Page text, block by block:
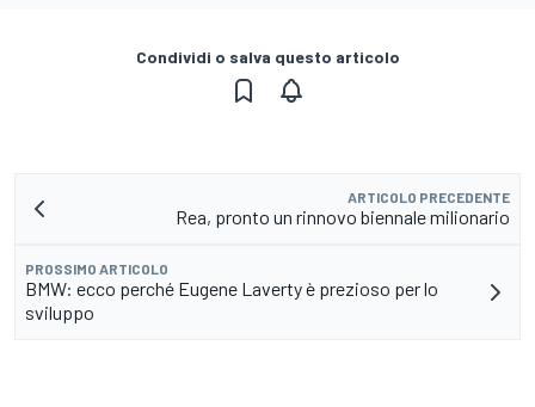
Condividi o salva questo articolo
ARTICOLO PRECEDENTE
Rea, pronto un rinnovo biennale milionario
PROSSIMO ARTICOLO
BMW: ecco perché Eugene Laverty è prezioso per lo
sviluppo